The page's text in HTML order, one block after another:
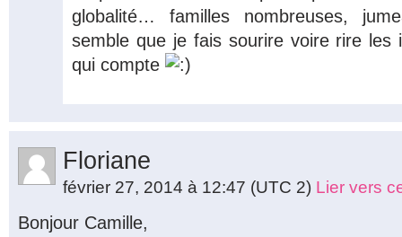
globalité… familles nombreuses,
semble que je fais sourire voire rire les
qui compte
Floriane
février 27, 2014 à 12:47 (UTC 2) Lier vers
Bonjour Camille,